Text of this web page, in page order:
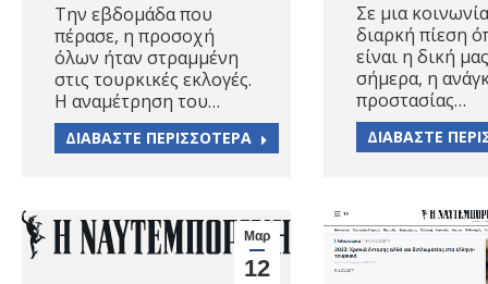
Την εβδομάδα που
πέρασε, η προσοχή
όλων ήταν στραμμένη
στις τουρκικές εκλογές.
Η αναμέτρηση του…
ΔΙΑΒΑΣΤΕ ΠΕΡΙΣΣΟΤΕΡΑ
Σε μια
διαρκή πίεση
είναι η δική μας
σήμερα, η
προστασίας…
ΔΙΑΒΑΣΤΕ
Μαρ
12